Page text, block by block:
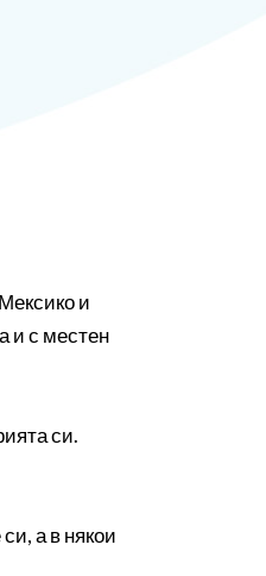
и
и с местен
си.
а в някои